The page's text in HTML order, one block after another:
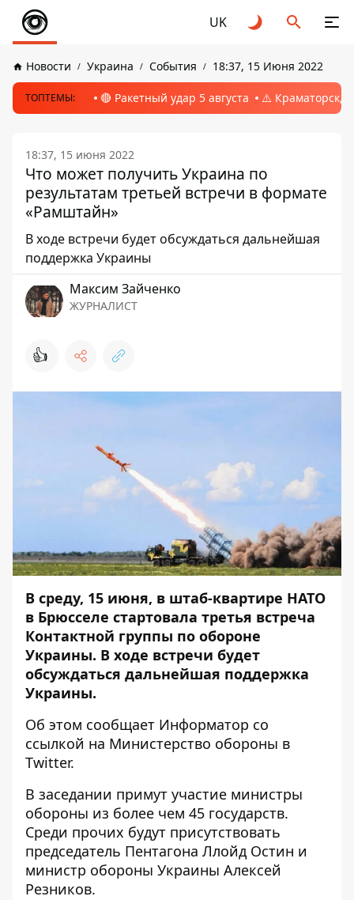
UK
Новости Украина События 18:37, 15 Июня 2022
ТОПТЕМЫ: 🔴 Ракетный удар 5 августа ⚠️ Краматорск,
18:37, 15 июня 2022
Что может получить Украина по
результатам третьей встречи в формате
«Рамштайн»
В ходе встречи будет обсуждаться дальнейшая
поддержка Украины
Максим Зайченко
ЖУРНАЛИСТ
👍
В среду, 15 июня, в штаб-квартире НАТО
в Брюсселе стартовала третья встреча
Контактной группы по обороне
Украины. В ходе встречи будет
обсуждаться дальнейшая поддержка
Украины.
Об этом сообщает Информатор со
ссылкой на Министерство обороны в
Twitter.
В заседании примут участие министры
обороны из более чем 45 государств.
Среди прочих будут присутствовать
председатель Пентагона Ллойд Остин и
министр обороны Украины Алексей
Резников.